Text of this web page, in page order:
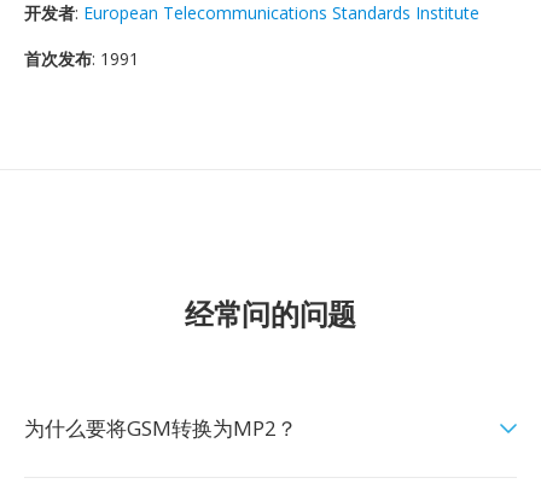
开发者: European Telecommunications Standards Institute
首次发布: 1991
经常问的问题
为什么要将GSM转换为MP2？